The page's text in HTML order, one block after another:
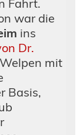
Fahrt.
war die
ins
Dr.
mit
Basis,